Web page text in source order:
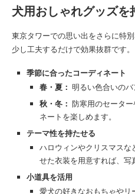
犬用おしゃれグッズを
東京タワーでの思い出をさらに特
少し工夫するだけで効果抜群です。
季節に合ったコーディネート
春・夏： 明るい色合いのバ
秋・冬： 防寒用のセータ
ネートを楽しめます。
テーマ性を持たせる
ハロウィンやクリスマス
せた衣装を用意すれば、写
小道具を活用
愛犬の好きなおもちゃや